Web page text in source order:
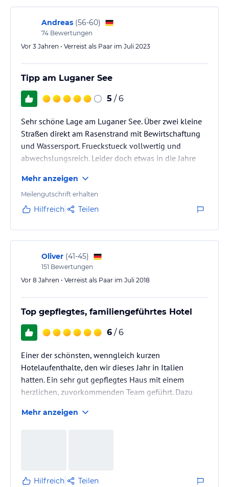
Andreas (56-60)
74 Bewertungen
Vor 3 Jahren • Verreist als Paar im Juli 2023
Tipp am Luganer See
5 / 6
Sehr schöne Lage am Luganer See. Über zwei kleine
Straßen direkt am Rasenstrand mit Bewirtschaftung
und Wassersport. Frueckstueck vollwertig und
abwechslungsreich. Leider doch etwas in die Jahre
toller Service. Gute Betten.
Mehr anzeigen
Meilengutschrift erhalten
Hilfreich Teilen
Oliver (41-45)
151 Bewertungen
Vor 8 Jahren • Verreist als Paar im Juli 2018
Top gepflegtes, familiengeführtes Hotel
6 / 6
Einer der schönsten, wenngleich kurzen
Hotelaufenthalte, den wir dieses Jahr in Italien
hatten. Ein sehr gut gepflegtes Haus mit einem
herzlichen, zuvorkommenden Team geführt. Dazu
starker Klimaanlage, Pool und nah am Ufer des Lago
Mehr anzeigen
Hilfreich Teilen